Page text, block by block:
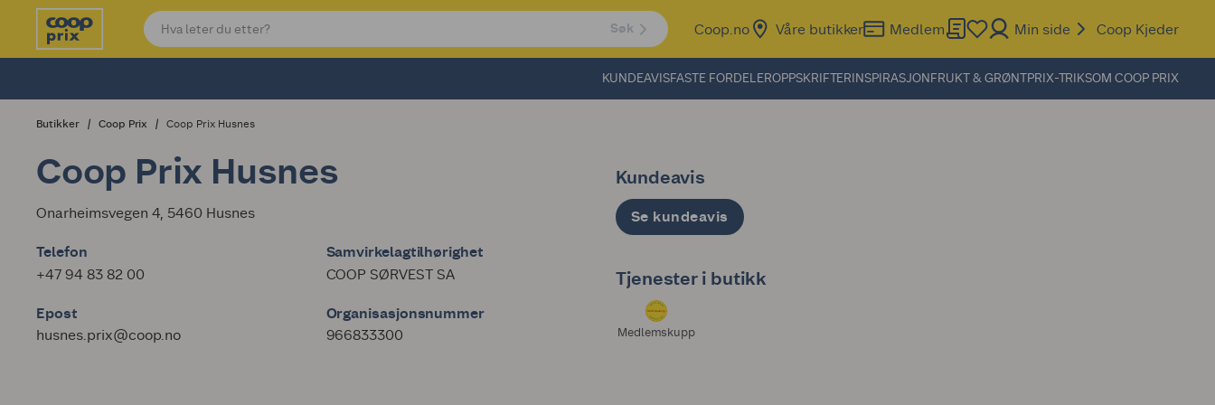
Søk Coop.no Våre butikker Medlem Min side Coop Kjeder
KUNDEAVISFASTE FORDELEROPPSKRIFTERINSPIRASJONFRUKT & GRØNTPRIX-TRIKSOM COOP PRIX
Butikker Coop Prix Coop Prix Husnes
Coop Prix Husnes
Onarheimsvegen 4, 5460 Husnes
Telefon
+47 94 83 82 00
Epost
husnes.prix@coop.no
Samvirkelagtilhørighet
COOP SØRVEST SA
Organisasjonsnummer
966833300
Kundeavis
Se kundeavis
Tjenester i butikk
Medlemskupp